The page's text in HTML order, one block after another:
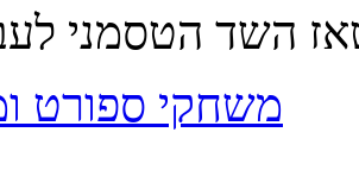
משחקי ספורט